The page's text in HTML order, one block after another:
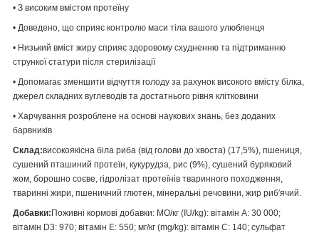
• З високим вмістом протеїну
• Доведено, що сприяє контролю маси тіла вашого улюбленця
• Низький вміст жиру сприяє здоровому схудненню та підтриманню
стрункої статури після стерилізації
• Допомагає зменшити відчуття голоду за рахунок високого вмісту білка,
джерел складних вуглеводів та достатнього рівня клітковини
• Харчування розроблене на основі наукових знань, без доданих
барвників
Склад:високоякісна біла риба (від голови до хвоста) (17,5%), пшениця,
сушений пташиний протеїн, кукурудза, рис (9%), сушений буряковий
жом, борошно соєве, гідролізат протеїнів тваринного походження,
тваринні жири, пшеничний глютен, мінеральні речовини, жир риб′ячий.
Добавки:Поживні кормові добавки: МО/кг (IU/kg): вітамін A: 30 000;
вітамін D3: 970; вітамін E: 550; мг/кг (mg/kg): вітамін C: 140; сульфат